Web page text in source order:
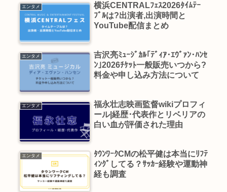
エンタメ
横浜CENTRALﾌｪｽ2026ﾀｲﾑﾃｰ
ﾌﾞﾙは?出演者,出演時間と
YouTube配信まとめ
エンタメ
吉沢亮ﾐｭｰｼﾞｶﾙ｢ﾃﾞｨｱ･ｴｳﾞｧﾝ･ﾊﾝｾ
ﾝ｣2026ﾁｹｯﾄ一般販売いつから?
料金や申し込み方法について
エンタメ
福永壮志映画監督wikiプロフィ
ール|経歴･代表作とリベリアの
白い血が評価された理由
エンタメ
ﾀｳﾝﾜｰｸCMの松平健は本当にﾘﾌﾃ
ｨﾝｸﾞしてる？ｻｯｶｰ経験や運動神
経も調査